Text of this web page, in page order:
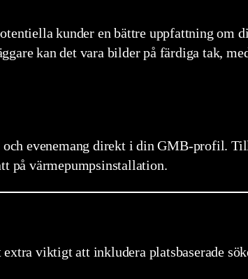
kunder en bättre uppfattning om
kan det vara bilder på färdiga tak,
och evenemang direkt i din GMB-profil.
på värmepumpsinstallation.
viktigt att inkludera platsbaserade